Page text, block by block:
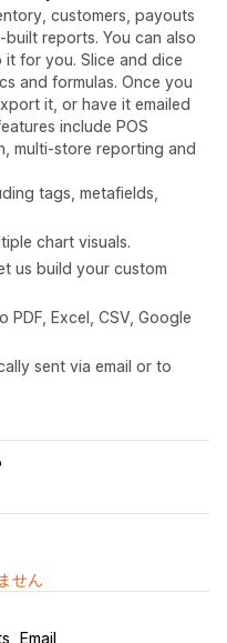
customers, payouts
reports. You can also
for you. Slice and dice
and formulas. Once you
it, or have it emailed
include POS
multi-store reporting and
tags, metafields,
chart visuals.
us build your custom
Excel, CSV, Google
sent via email or to
せん
Email